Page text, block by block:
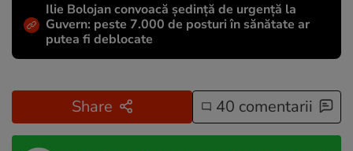
Ilie Bolojan convoacă ședință de urgență la
Guvern: peste 7.000 de posturi în sănătate ar
putea fi deblocate
Share 40 comentarii